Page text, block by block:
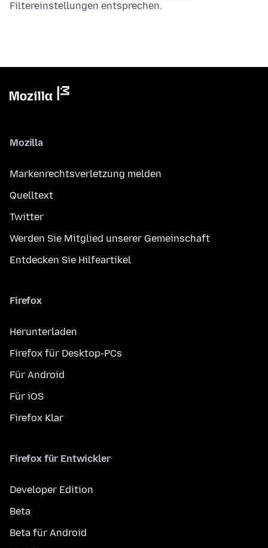
Filtereinstellungen entsprechen.
Mozilla
Markenrechtsverletzung melden
Quelltext
Twitter
Werden Sie Mitglied unserer Gemeinschaft
Entdecken Sie Hilfeartikel
Firefox
Herunterladen
Firefox für Desktop-PCs
Für Android
Für iOS
Firefox Klar
Firefox für Entwickler
Developer Edition
Beta
Beta für Android